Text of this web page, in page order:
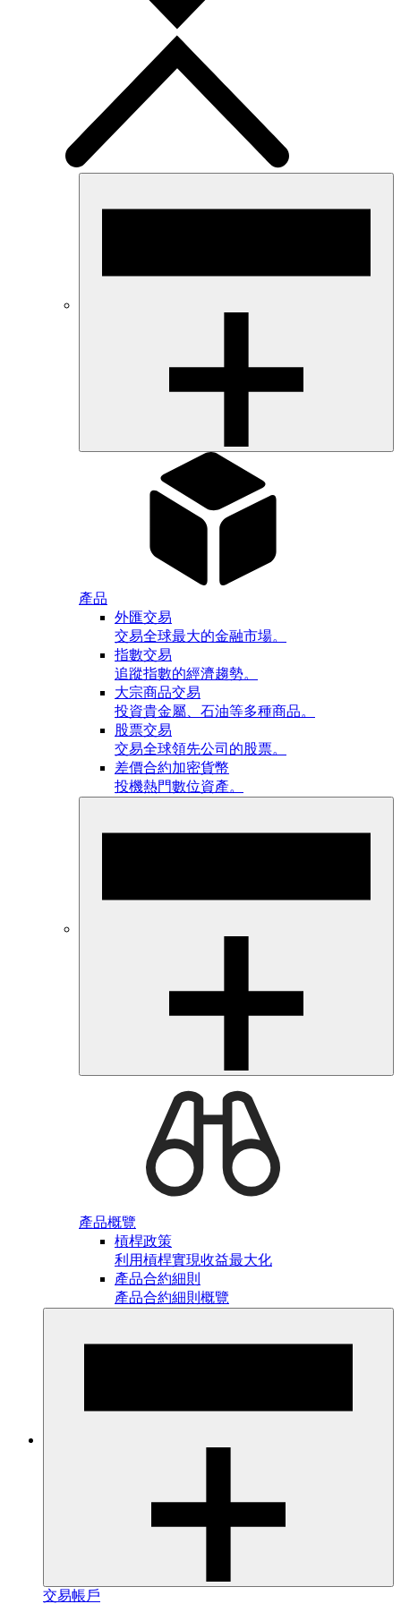
產品
外匯交易
交易全球最大的金融市場。
指數交易
追蹤指數的經濟趨勢。
大宗商品交易
投資貴金屬、石油等多種商品。
股票交易
交易全球領先公司的股票。
差價合約加密貨幣
投機熱門數位資產。
產品概覽
槓桿政策
利用槓桿實現收益最大化
產品合約細則
產品合約細則概覽
交易帳戶